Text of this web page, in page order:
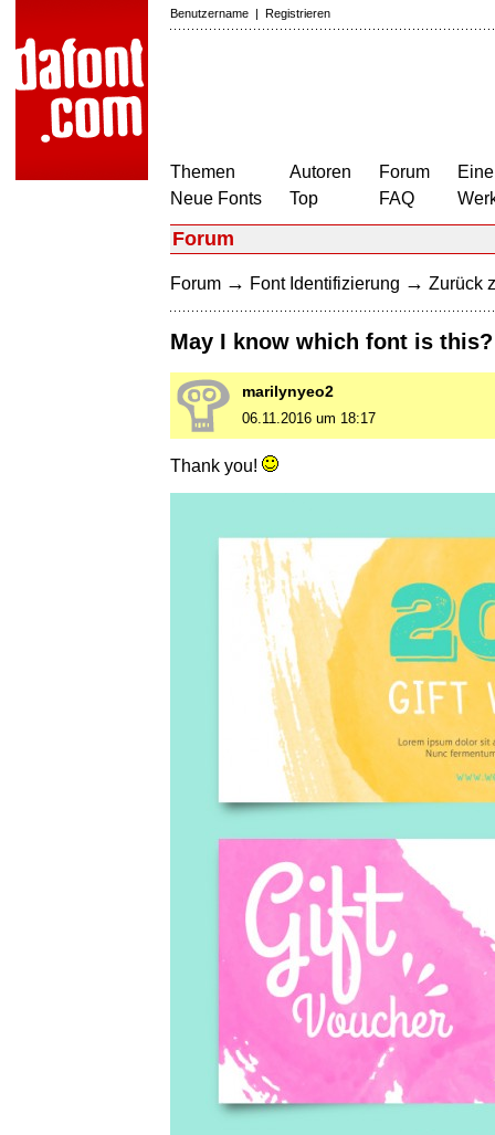
Benutzername | Registrieren
Themen
Neue Fonts
Autoren
Top
Forum
FAQ
Forum
Forum → Font Identifizierung → Zurück
May I know which font is this?
marilynyeo2
06.11.2016 um 18:17
Thank you!